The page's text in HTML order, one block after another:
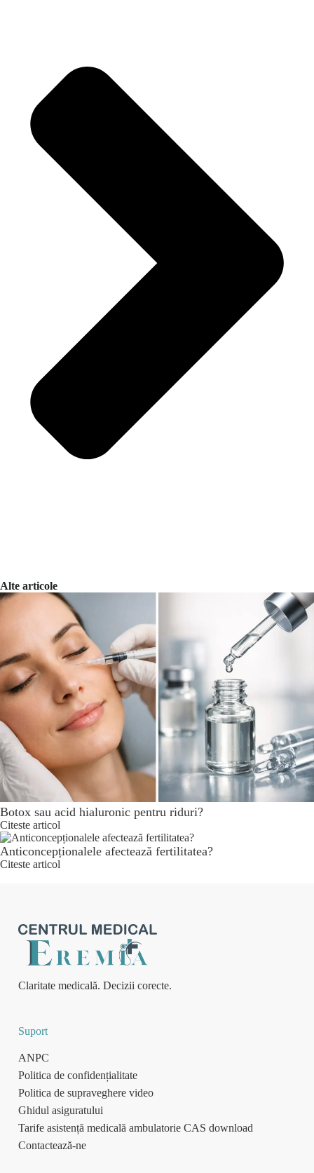
Alte articole
Botox sau acid hialuronic pentru riduri?
Citeste articol
Anticoncepționalele afectează fertilitatea?
Citeste articol
Claritate medicală. Decizii corecte.
Suport
ANPC
Politica de confidențialitate
Politica de supraveghere video
Ghidul asiguratului
Tarife asistență medicală ambulatorie CAS download
Contactează-ne